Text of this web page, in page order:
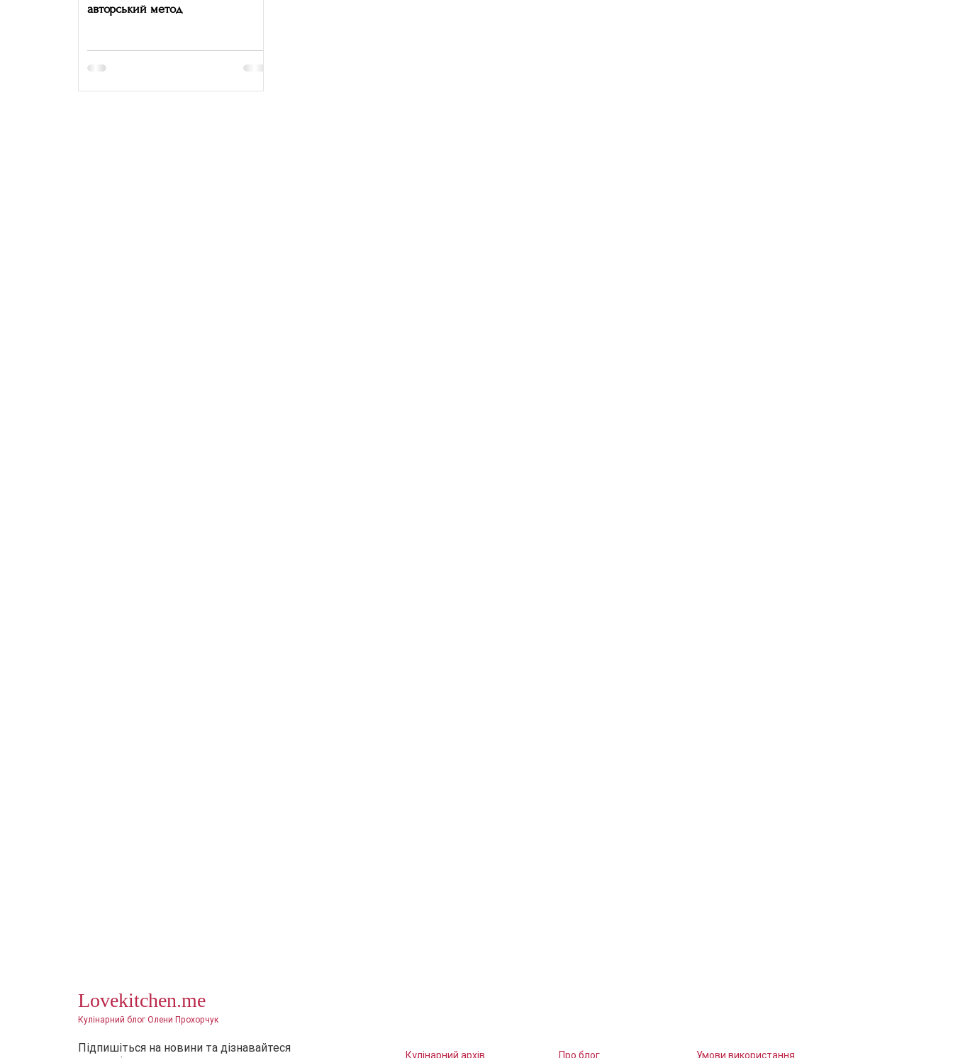
авторський метод
Lovekitchen.me
Кулінарний блог Олени Прохорчук
Підпишіться на новини та дізнавайтеся
Кулінарний архів Про блог Умови використання